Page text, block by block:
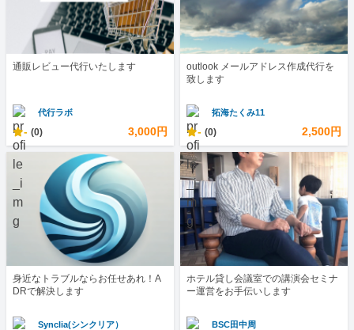
通販レビュー代行いたします
代行ラボ
- (0) 3,000円
outlook メールアドレス作成代行を
致します
拓海たくみ11
- (0) 2,500円
身近なトラブルならお任せあれ！A
DRで解決します
Synclia(シンクリア）
ホテル貸し会議室での講演会セミナ
ー運営をお手伝いします
BSC田中周